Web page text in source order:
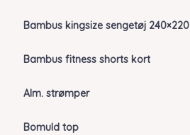
Bambus kingsize sengetøj 240×220
Bambus fitness shorts kort
Alm. strømper
Bomuld top